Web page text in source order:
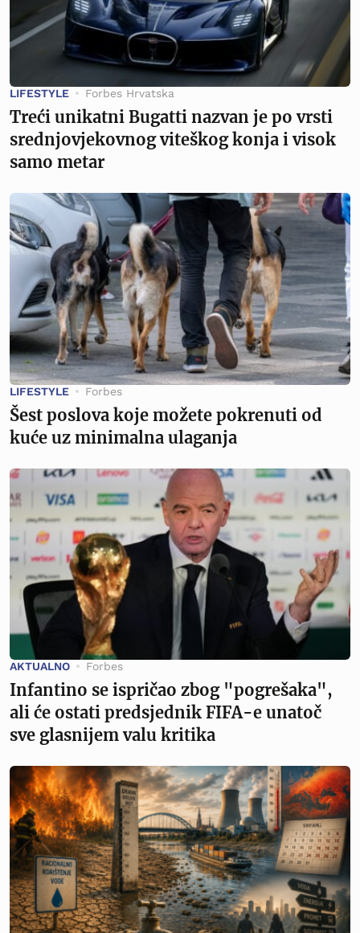
LIFESTYLE Forbes Hrvatska
Treći unikatni Bugatti nazvan je po vrsti
srednjovjekovnog viteškog konja i visok
samo metar
LIFESTYLE Forbes
Šest poslova koje možete pokrenuti od
kuće uz minimalna ulaganja
AKTUALNO Forbes
Infantino se ispričao zbog "pogrešaka",
ali će ostati predsjednik FIFA-e unatoč
sve glasnijem valu kritika